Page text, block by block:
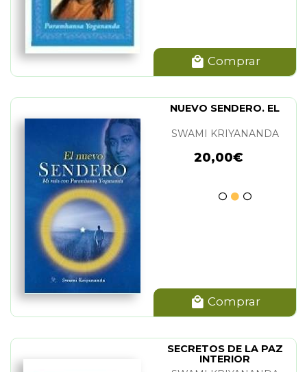
Comprar
NUEVO SENDERO. EL
SWAMI KRIYANANDA
20,00€
Comprar
SECRETOS DE LA PAZ
INTERIOR